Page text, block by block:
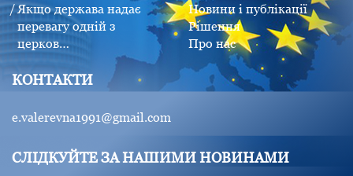
Якщо держава надає
перевагу одній з
церков…
Новини і публікації
Рішення
Про нас
КОНТАКТИ
e.valerevna1991@gmail.com
СЛІДКУЙТЕ ЗА НАШИМИ НОВИНАМИ